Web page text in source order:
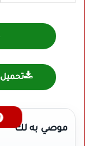
تحميل Truck Simulator Ultimate مهكرة
موصي به لك